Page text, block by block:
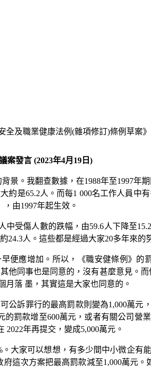
全及職業健康法例(雜項修訂)條例草案
案發言 (2023年4月19日)
。我翻查數據，在1988年至1997年
是65.2人。而每1 000名工作人員中
由1997年起生效。
受傷人數的跌幅，由59.6人下降至
24.3人。這些都是經過大家20多年來的
便應增加。所以，《職安健條例》
他同事也是同意的，沒有甚麼意見。
落 墨，其實這是大家也同意的。
公訴罪行的最高罰款則變為1,000萬
罰款增至600萬元，或者有關公司營
年再提交，變成5,000萬元。
大家可以想想，有多少間中小微企有
這次方案把最高罰款減至1,000萬元